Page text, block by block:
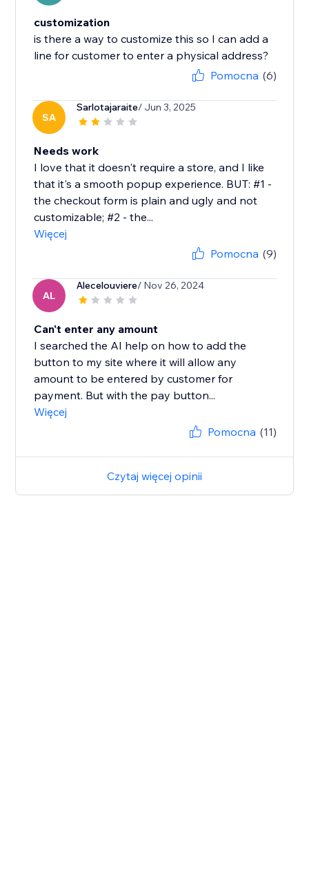
customization
is there a way to customize this so I can add a
line for customer to enter a physical address?
Pomocna (6)
SA
Sarlotajaraite/ Jun 3, 2025
Needs work
I love that it doesn't require a store, and I like
that it's a smooth popup experience. BUT: #1 -
the checkout form is plain and ugly and not
customizable; #2 - the...
Więcej
Pomocna (9)
AL
Alecelouviere/ Nov 26, 2024
Can't enter any amount
I searched the AI help on how to add the
button to my site where it will allow any
amount to be entered by customer for
payment. But with the pay button...
Więcej
Pomocna (11)
Czytaj więcej opinii